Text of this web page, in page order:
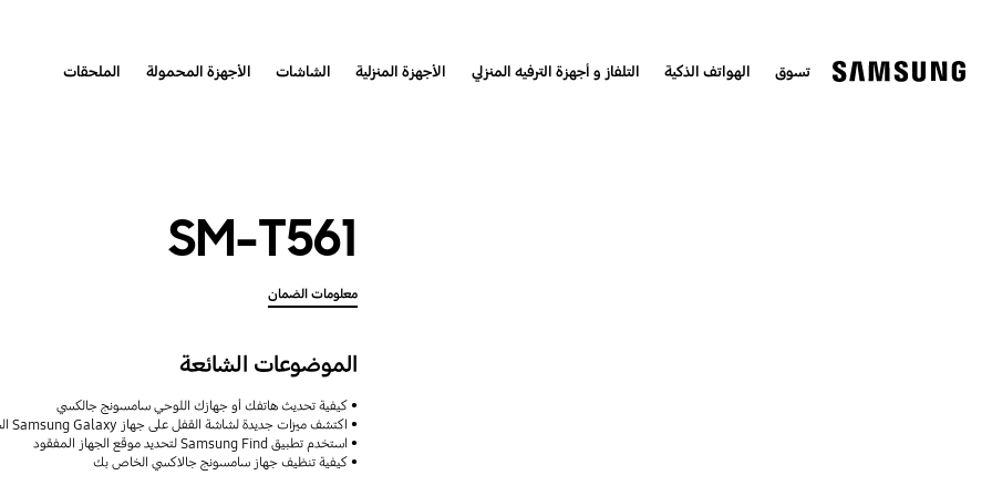
تسوق الهواتف الذكية التلفاز و أجهزة الترفيه المنزلي الأجهزة المنزلية الشاشات الأجهزة المحمولة الملحقات
SM-T561
معلومات الضمان
الموضوعات الشائعة
كيفية تحديث هاتفك أو جهازك اللوحي سامسونج جالكسي
اكتشف ميزات جديدة لشاشة القفل على جهاز Samsung Galaxy الخاص بك
استخدم تطبيق Samsung Find لتحديد موقع الجهاز المفقود
كيفية تنظيف جهاز سامسونج جالاكسي الخاص بك